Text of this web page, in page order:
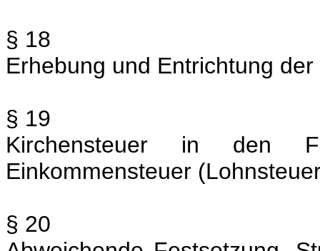
§ 18
Erhebung und Entrichtung
§ 19
Kirchensteuer in den
Einkommensteuer
§ 20